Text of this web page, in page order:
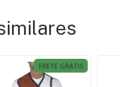
FRETE GRÁTIS